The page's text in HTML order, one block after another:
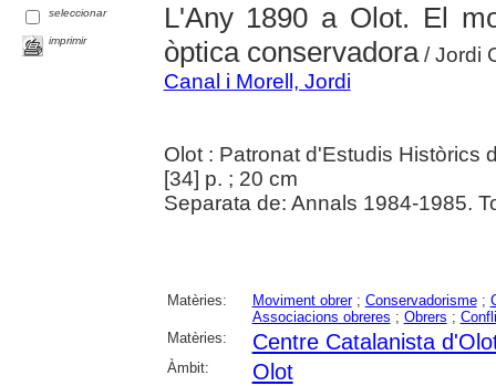
seleccionar
imprimir
L'Any 1890 a Olot. El
òptica conservadora/ Jordi
Canal i Morell, Jordi
Olot : Patronat d'Estudis Històrics
[34] p. ; 20 cm
Separata de: Annals 1984-1985.
Matèries: Moviment obrer; Conservadorisme;
Associacions obreres ; Obrers ;
Matèries:
Centre Catalanista
Àmbit: Olot